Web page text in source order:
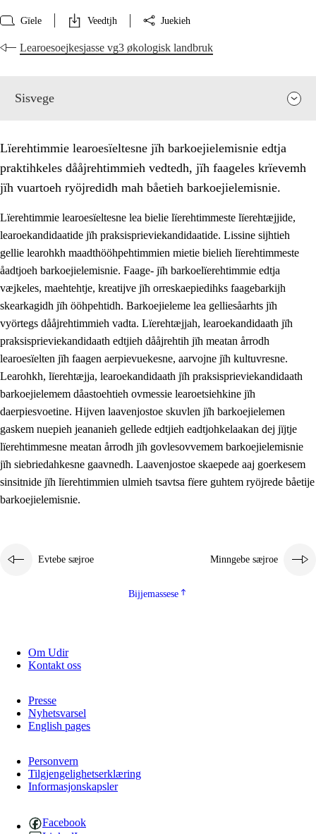
Gïele Veedtjh Juekieh
Learoesoejkesjasse vg3 økologisk landbruk
Sisvege
3. Prinsihph skuvlen rïektesisnie
3.1 Feerhmeles lïeremebyjrese
3.2 Ööhpehtimmie jïh sjïehtedamme lïerehtimmie
3.3 Gåetie jïh skuvle laavenjostoeh
3.4 Lïerehtimmie learoesïeltesne jïh barkoejielemisnie
3.5 Profesjonsektievoete jïh skuvleevtiedimmie
Lïerehtimmie learoesïeltesne jïh barkoejielemisnie edtja
praktihkeles dååjrehtimmieh vedtedh, jïh faageles krïevemh
jïh vuartoeh ryöjredidh mah båetieh barkoejielemisnie.
Lïerehtimmie learoesïeltesne lea bielie lïerehtimmeste lïerehtæjjide,
learoekandidaatide jïh praksisprieviekandidaatide. Lissine sijhtieh
gellie learohkh maadthööhpehtimmien mietie bielieh lïerehtimmeste
åadtjoeh barkoejielemisnie. Faage- jïh barkoelïerehtimmie edtja
væjkeles, maehtehtje, kreatijve jïh orreskaepiedihks faagebarkijh
skearkagidh jïh ööhpehtidh. Barkoejieleme lea gelliesåarhts jïh
vyörtegs dååjrehtimmieh vadta. Lïerehtæjjah, learoekandidaath jïh
praksisprieviekandidaath edtjieh dååjrehtih jïh meatan årrodh
learoesïelten jïh faagen aerpievuekesne, aarvojne jïh kultuvresne.
Learohkh, lïerehtæjja, learoekandidaath jïh praksisprieviekandidaath
barkoejielemem dåastoehtieh ovmessie learoetsiehkine jïh
daerpiesvoetine. Hijven laavenjostoe skuvlen jïh barkoejielemen
gaskem nuepieh jeananieh gellede edtjieh eadtjohkelaakan dej jïjtje
lïerehtimmesne meatan årrodh jïh govlesovvemem barkoejielemisnie
jïh siebriedahkesne gaavnedh. Laavenjostoe skaepede aaj goerkesem
sinsitnide jïh lïerehtimmien ulmieh tsavtsa fïere guhtem ryöjrede båetije
barkoejielemisnie.
Evtebe sæjroe Minngebe sæjroe
Bijjemassese
Om Udir
Kontakt oss
Presse
Nyhetsvarsel
English pages
Personvern
Tilgjengelighetserklæring
Informasjonskapsler
Facebook